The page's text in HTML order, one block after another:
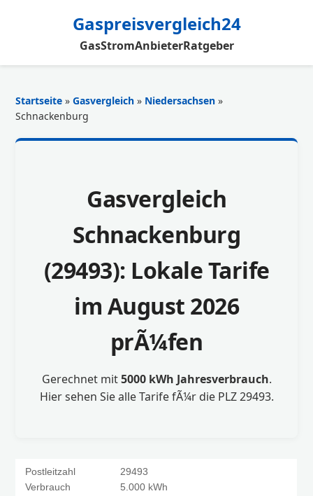
Gaspreisvergleich24
GasStromAnbieterRatgeber
Startseite »Gasvergleich » Niedersachsen »
Schnackenburg
Gasvergleich
Schnackenburg
(29493): Lokale Tarife
im August 2026
prÃ¼fen
Gerechnet mit5000 kWh Jahresverbrauch.
Hier sehen Sie alle Tarife fÃ¼r die PLZ 29493.